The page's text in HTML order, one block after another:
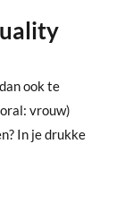
ook te
vrouw)
In je drukke